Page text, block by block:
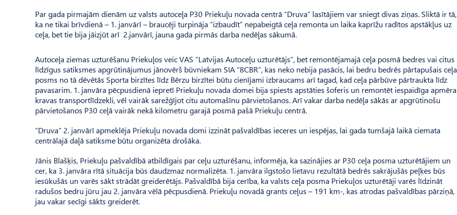
Par gada pirmajām dienām uz valsts autoceļa P30 Priekuļu novada centrā “Druva” lasītājiem var sniegt divas ziņas. Sliktā ir tā,
ka ne tikai brīvdienā – 1. janvārī – braucēji turpināja “izbaudīt” nepabeigtā ceļa remonta un laika kaprīžu radītos apstākļus uz
ceļa, bet tie bija jāizjūt arī 2.janvārī, jauna gada pirmās darba nedēļas sākumā.
Autoceļa ziemas uzturēšanu Priekuļos veic VAS “Latvijas Autoceļu uzturētājs”, bet remontējamajā ceļa posmā bedres vai citus
līdzīgus satiksmes apgrūtinājumus jānovērš būvniekam SIA “8CBR”, kas neko nebija pasācis, lai bedru bedrēs pārtapušais ceļa
posms no tā dēvētās Sporta birzītes līdz Bērzu birzītei būtu cienījami izbraucams arī tagad, kad ceļa pārbūve pārtraukta līdz
pavasarim. 1. janvāra pēcpusdienā iepretī Priekuļu novada domei bija spiests apstāties šoferis un remontēt iespaidīga apmēra
kravas transportlīdzekli, vēl vairāk sarežģījot citu automašīnu pārvietošanos. Arī vakar darba nedēļa sākās ar apgrūtinošu
pārvietošanos P30 ceļā vairāk nekā kilometru garajā posmā pašā Priekuļu centrā.
“Druva” 2. janvārī apmeklēja Priekuļu novada domi izzināt paš­valdības ieceres un iespējas, lai gada tumšajā laikā ciemata
centrālajā daļā satiksme būtu organizēta drošāka.
Jānis Blašķis, Priekuļu pašvaldībā atbildīgais par ceļu uzturēšanu, informēja, ka sazinājies ar P30 ceļa posma uzturētājiem un
cer, ka 3. janvāra rītā situācija būs daudzmaz normalizēta. 1. janvāra ilgstošo lietavu rezultātā bedrēs sakrājušās peļķes būs
iesūkušās un varēs sākt strādāt greiderētājs. Pašvaldībā bija cerība, ka valsts ceļa posma Prie­kuļos uzturētāji varēs līdzināt
radušos bedru jūru jau 2. janvāra vēlā pēcpusdienā. Priekuļu novadā grants ceļus – 191 km-, kas atrodas pašvaldības pārziņā,
jau vakar secīgi sākts greiderēt.